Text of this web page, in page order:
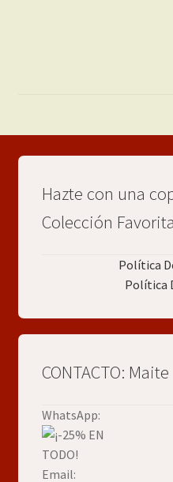
Hazte con una
Colección
Política
Política
CONTACTO: Maite
WhatsApp:
Email: